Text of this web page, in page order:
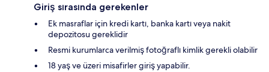
Giriş sırasında gerekenler
Ek masraflar için kredi kartı, banka kartı veya nakit
depozitosu gereklidir
Resmi kurumlarca verilmiş fotoğraflı kimlik gerekli olabilir
18 yaş ve üzeri misafirler giriş yapabilir.